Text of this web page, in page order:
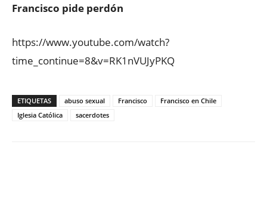
Francisco pide perdón
https://www.youtube.com/watch?
time_continue=8&v=RK1nVUJyPKQ
ETIQUETAS abuso sexual Francisco
Francisco en Chile
Iglesia Católica
sacerdotes